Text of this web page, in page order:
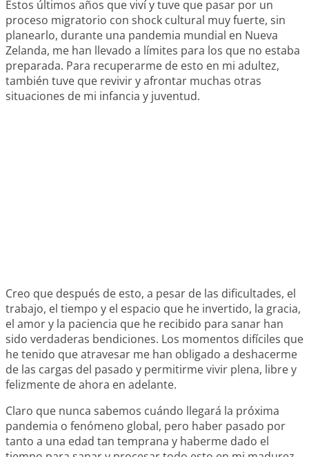
Estos últimos años que viví y tuve que pasar por un
proceso migratorio con shock cultural muy fuerte, sin
planearlo, durante una pandemia mundial en Nueva
Zelanda, me han llevado a límites para los que no estaba
preparada. Para recuperarme de esto en mi adultez,
también tuve que revivir y afrontar muchas otras
situaciones de mi infancia y juventud.
Creo que después de esto, a pesar de las dificultades, el
trabajo, el tiempo y el espacio que he invertido, la gracia,
el amor y la paciencia que he recibido para sanar han
sido verdaderas bendiciones. Los momentos difíciles que
he tenido que atravesar me han obligado a deshacerme
de las cargas del pasado y permitirme vivir plena, libre y
felizmente de ahora en adelante.
Claro que nunca sabemos cuándo llegará la próxima
pandemia o fenómeno global, pero haber pasado por
tanto a una edad tan temprana y haberme dado el